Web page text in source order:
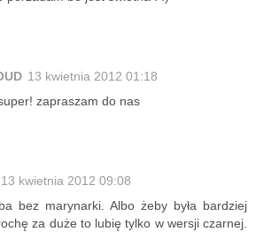
13 kwietnia 2012 01:18
zapraszam do nas
13 kwietnia 2012 09:08
bez marynarki. Albo żeby była bardziej
za duże to lubię tylko w wersji czarnej.